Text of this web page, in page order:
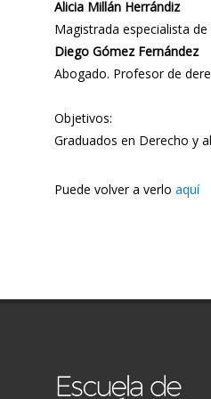
Alicia Millán Herrándiz
Magistrada especialista
Diego Gómez Fernández
Abogado. Profesor de
Objetivos:
Graduados en Derecho y
Puede volver a verlo aquí